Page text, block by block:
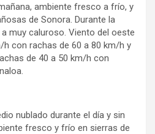
ambiente fresco a frío, y
de Sonora. Durante la
muy caluroso. Viento del oeste
con rachas de 60 a 80 km/h y
de 40 a 50 km/h con
nublado durante el día y sin
fresco y frío en sierras de